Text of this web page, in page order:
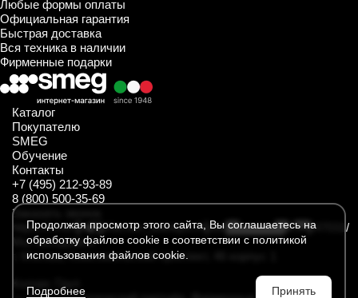
Любые формы оплаты
Официальная гарантия
Быстрая доставка
Вся техника в наличии
Фирменные подарки
Каталог
Покупателю
SMEG
Обучение
Контакты
+7 (495) 212-93-89
8 (800) 500-35-69
Заказать звонок
https://t.me/SmegKitchen_bothttps://rutube.ru/channel/34547031/
Мы находимся
г. Москва, Комсомольский проспект, 46 корпус 1
Продолжая просмотр этого сайта, Вы соглашаетесь на
обработку файлов cookie в соответствии с политикой
использования файлов cookie.
Подробнее Принять